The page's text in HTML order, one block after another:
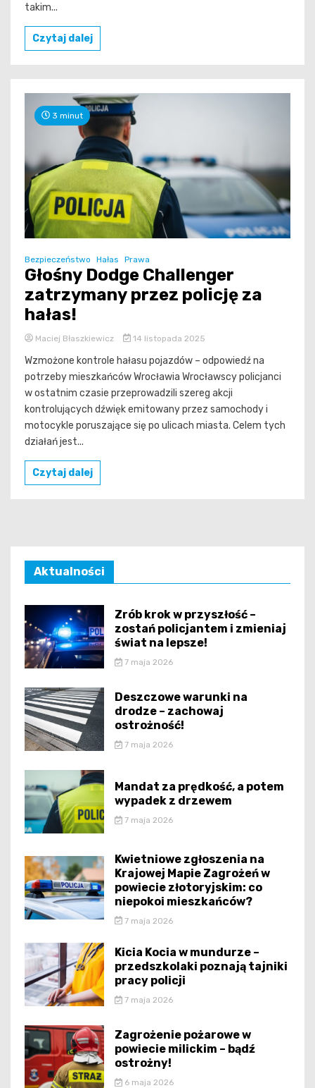
takim...
Czytaj dalej
3 minut
Bezpieczeństwo Hałas Prawa
Głośny Dodge Challenger
zatrzymany przez policję za
hałas!
Maciej Błaszkiewicz 14 listopada 2025
Wzmożone kontrole hałasu pojazdów – odpowiedź na
potrzeby mieszkańców Wrocławia Wrocławscy policjanci
w ostatnim czasie przeprowadzili szereg akcji
kontrolujących dźwięk emitowany przez samochody i
motocykle poruszające się po ulicach miasta. Celem tych
działań jest...
Czytaj dalej
Aktualności
Zrób krok w przyszłość –
zostań policjantem i zmieniaj
świat na lepsze!
7 maja 2026
Deszczowe warunki na
drodze – zachowaj
ostrożność!
7 maja 2026
Mandat za prędkość, a potem
wypadek z drzewem
7 maja 2026
Kwietniowe zgłoszenia na
Krajowej Mapie Zagrożeń w
powiecie złotoryjskim: co
niepokoi mieszkańców?
7 maja 2026
Kicia Kocia w mundurze –
przedszkolaki poznają tajniki
pracy policji
7 maja 2026
Zagrożenie pożarowe w
powiecie milickim – bądź
ostrożny!
6 maja 2026